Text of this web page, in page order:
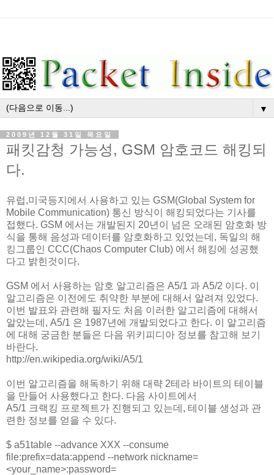
▼
2009년 12월 31일 목요일
패킷감청 가능성, GSM 암호코드 해킹되
다.
유럽,미국등지에서 사용하고 있는 GSM(Global System for
Mobile Communication) 통신 방식이 해킹되었다는 기사를
접했다. GSM 에서는 개발된지 20년이 넘은 오래된 암호화 방
식을 통해 음성과 데이터를 암호화하고 있었는데, 독일의 해
킹그룹인 CCC(Chaos Computer Club) 에서 해킹에 성공했
다고 밝힌것이다.
GSM 에서 사용하는 암호 알고리즘은 A5/1 과 A5/2 이다. 이
알고리즘은 이전에도 취약한 부분에 대해서 알려져 있었다.
이번 발표와 관련해 필자도 처음 이러한 알고리즘에 대해서
알았는데, A5/1 은 1987년에 개발되었다고 한다. 이 알고리즘
에 대해 궁금한 분들은 다음 위키피디아 정보를 참고해 보기
바란다.
http://en.wikipedia.org/wiki/A5/1
이번 알고리즘을 해독하기 위해 대략 2테라 바이트의 테이블
을 만들어 사용했다고 한다. 다음 사이트에서
A5/1 크랙킹 프로젝트가 진행되고 있는데, 테이블 생성과 관
련한 정보를 얻을 수 있다.
$ a51table --advance XXX --consume
file:prefix=data:append --network nickname=
<your_name>:password=